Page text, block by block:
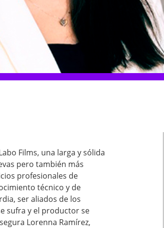
Films, una larga y sólida
pero también más
profesionales de
técnico y de
ser aliados de los
sufra y el productor se
Lorenna Ramírez,